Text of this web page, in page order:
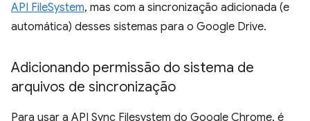
API FileSystem, mas com a sincronização adicionada (e
automática) desses sistemas para o Google Drive.
Adicionando permissão do sistema de
arquivos de sincronização
Para usar a API Sync Filesystem do Google Chrome, é